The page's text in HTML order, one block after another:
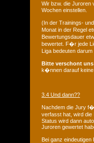
Wir bzw. die
Wochen einstellen.
(In der Trainings-
Monat in der Regel
Bewertungsdauer
bewertet. F�r jede
Liga bedeuten
Bitte verschont
k�nnen darauf keine
3.4 Und dann??
Nachdem die Jury
verfasst hat, wird
Status wird dann
Juroren gewertet
Bei ganz